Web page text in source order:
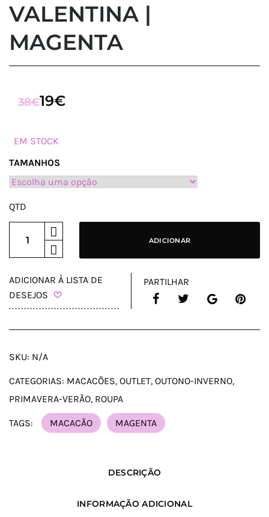
VALENTINA |
MAGENTA
38€
O
ORIGINAL
ERA:
38€.
19€
O
ATUAL
É:
19€.
EM STOCK
TAMANHOS
QTD
ADICIONAR
ADICIONAR À LISTA DE
DESEJOS
PARTILHAR
SKU: N/A
CATEGORIAS: MACACÕES, OUTLET, OUTONO-INVERNO,
PRIMAVERA-VERÃO, ROUPA
TAGS: MACACÃO MAGENTA
DESCRIÇÃO
INFORMAÇÃO ADICIONAL